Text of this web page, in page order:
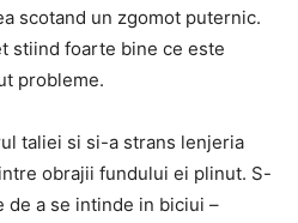
scotand un zgomot puternic.
stiind foarte bine ce este
probleme.
taliei si si-a strans lenjeria
obrajii fundului ei plinut. S-
de a se intinde in biciui –